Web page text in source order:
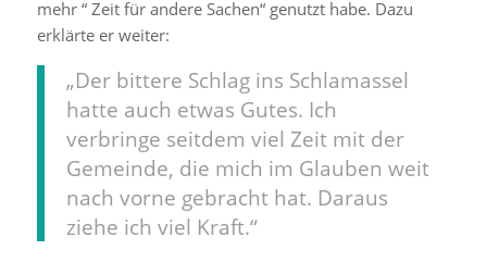
mehr “ Zeit für andere Sachen“ genutzt habe. Dazu
erklärte er weiter:
„Der bittere Schlag ins Schlamassel
hatte auch etwas Gutes. Ich
verbringe seitdem viel Zeit mit der
Gemeinde, die mich im Glauben weit
nach vorne gebracht hat. Daraus
ziehe ich viel Kraft.“